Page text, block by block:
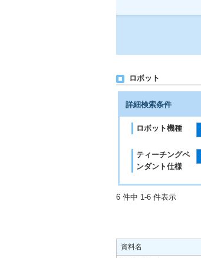
ロボット
詳細検索条件
ロボット機種
ティーチングペ
ンダント仕様
6 件中 1-6 件表示
資料名